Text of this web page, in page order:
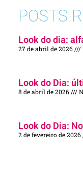
POSTS
Look do dia:
27 de abril de 2026
Look do Dia:
8 de abril de 2026
Look do Dia:
2 de fevereiro de 2026